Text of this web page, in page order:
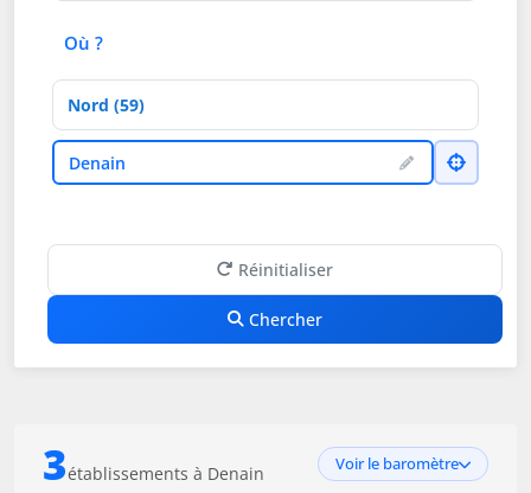
Où ?
Département
VilleDenain
Réinitialiser
Chercher
3établissements à Denain Voir le baromètre